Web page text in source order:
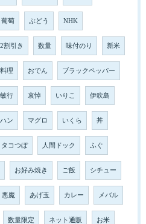
葡萄 ぶどう NHK
2割引き 数量 味付のり 新米
理 おでん ブラックペッパー
行 哀悼 いりこ 伊吹島
ン マグロ いくら 丼
タコつぼ 人間ドック ふぐ
お好み焼き ご飯 シチュー
悪魔 あげ玉 カレー メバル
数量限定 ネット通販 お米